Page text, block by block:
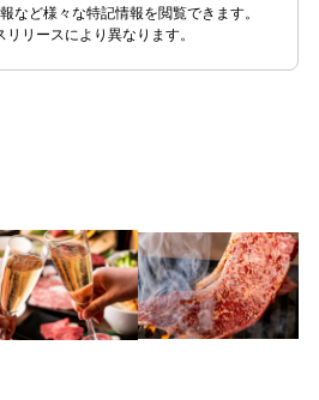
など様々な特記情報を閲覧できます。
リースにより異なります。